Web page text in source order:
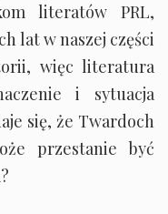
literatów PRL,
lat w naszej części
więc literatura
i sytuacja
się, że Twardoch
przestanie być